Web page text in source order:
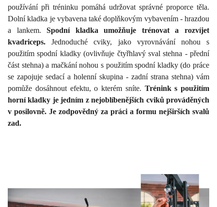
používání při tréninku pomáhá udržovat správné proporce těla.
Dolní kladka je vybavena také doplňkovým vybavením - hrazdou
a lankem.Spodní kladka umožňuje trénovat a rozvíjet
kvadriceps. Jednoduché cviky, jako vyrovnávání nohou s
použitím spodní kladky (ovlivňuje čtyřhlavý sval stehna - přední
část stehna) a mačkání nohou s použitím spodní kladky (do práce
se zapojuje sedací a holenní skupina - zadní strana stehna) vám
pomůže dosáhnout efektu, o kterém sníte. Trénink s použitím
horní kladky je jedním z nejoblíbenějších cviků prováděných
v posilovně. Je zodpovědný za práci a formu nejširších svalů
zad.